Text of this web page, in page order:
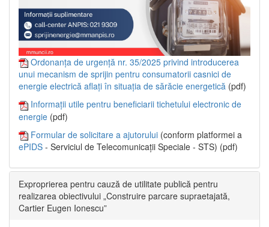
Ordonanța de urgență nr. 35/2025 privind introducerea
unui mecanism de sprijin pentru consumatorii casnici de
energie electrică aflați în situația de sărăcie energetică (pdf)
Informații utile pentru beneficiarii tichetului electronic de
energie (pdf)
Formular de solicitare a ajutorului (conform platformei a
ePIDS - Serviciul de Telecomunicații Speciale - STS) (pdf)
Exproprierea pentru cauză de utilitate publică pentru
realizarea obiectivului „Construire parcare supraetajată,
Cartier Eugen Ionescu”